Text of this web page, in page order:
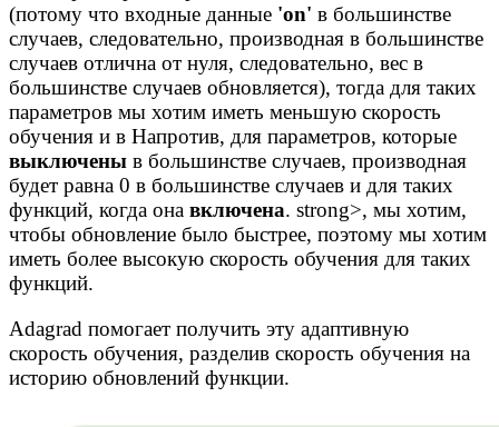
(потому что входные данные 'on' в большинстве
случаев, следовательно, производная в большинстве
случаев отлична от нуля, следовательно, вес в
большинстве случаев обновляется), тогда для таких
параметров мы хотим иметь меньшую скорость
обучения и в Напротив, для параметров, которые
выключены в большинстве случаев, производная
будет равна 0 в большинстве случаев и для таких
функций, когда она включена. strong>, мы хотим,
чтобы обновление было быстрее, поэтому мы хотим
иметь более высокую скорость обучения для таких
функций.
Adagrad помогает получить эту адаптивную
скорость обучения, разделив скорость обучения на
историю обновлений функции.